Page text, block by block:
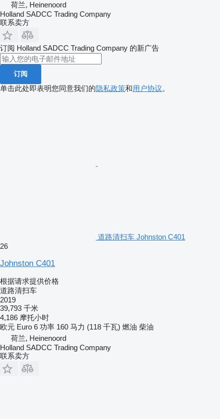
荷兰, Heinenoord
Holland SADCC Trading Company
联系卖方
订阅 Holland SADCC Trading Company 的新广告
订阅
单击此处即表明您同意我们的隐私政策和用户协议。
道路清扫车 Johnston C401
26
Johnston C401
根据请求提供价格
道路清扫车
2019
39,793 千米
4,186 摩托小时
欧元 Euro 6 功率 160 马力 (118 千瓦) 燃油 柴油
荷兰, Heinenoord
Holland SADCC Trading Company
联系卖方